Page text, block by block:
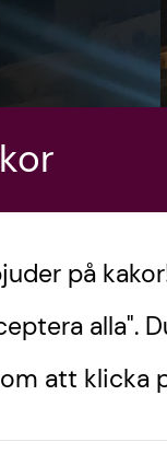
på
alla".
att klicka